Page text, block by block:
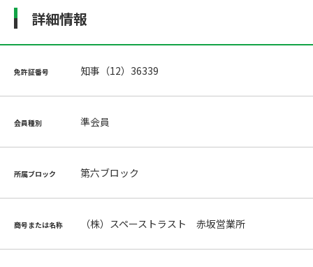
詳細情報
免許証番号 知事（12）36339
会員種別 準会員
所属ブロック 第六ブロック
商号または名称 （株）スペーストラスト 赤坂営業所